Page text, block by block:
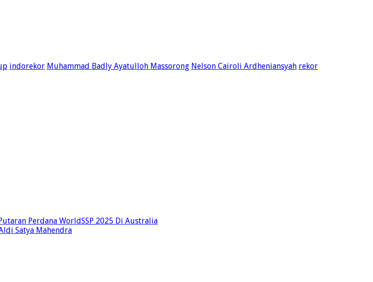
indorekor Muhammad Badly Ayatulloh Massorong Nelson Cairoli Ardheniansyah rekor
Perdana WorldSSP 2025 Di Australia
Satya Mahendra